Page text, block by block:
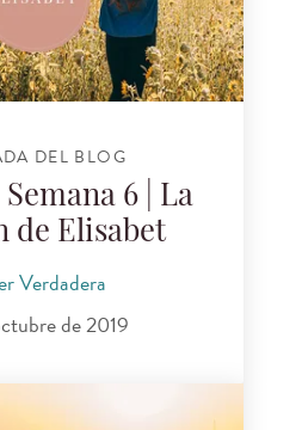
DEL BLOG
6 | La
de Elisabet
Verdadera
de 2019